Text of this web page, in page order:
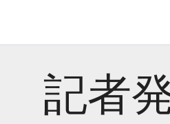
記者